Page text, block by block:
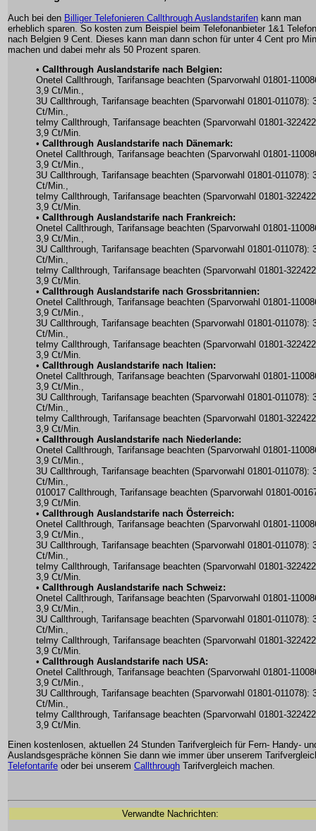
Auch bei den Billiger Telefonieren Callthrough Auslandstarifen kann man
erheblich sparen. So kosten zum Beispiel beim Telefonanbieter 1&1
nach Belgien 9 Cent. Dieses kann man dann schon für unter 4 Cent pro
machen und dabei mehr als 50 Prozent sparen.
• Callthrough Auslandstarife nach Belgien:
Onetel Callthrough, Tarifansage beachten (Sparvorwahl 01801-
3,9 Ct/Min.,
3U Callthrough, Tarifansage beachten (Sparvorwahl 01801-011078):
Ct/Min.,
telmy Callthrough, Tarifansage beachten (Sparvorwahl 01801-
3,9 Ct/Min.
• Callthrough Auslandstarife nach Dänemark:
Onetel Callthrough, Tarifansage beachten (Sparvorwahl 01801-
3,9 Ct/Min.,
3U Callthrough, Tarifansage beachten (Sparvorwahl 01801-011078):
Ct/Min.,
telmy Callthrough, Tarifansage beachten (Sparvorwahl 01801-
3,9 Ct/Min.
• Callthrough Auslandstarife nach Frankreich:
Onetel Callthrough, Tarifansage beachten (Sparvorwahl 01801-
3,9 Ct/Min.,
3U Callthrough, Tarifansage beachten (Sparvorwahl 01801-011078):
Ct/Min.,
telmy Callthrough, Tarifansage beachten (Sparvorwahl 01801-
3,9 Ct/Min.
• Callthrough Auslandstarife nach Grossbritannien:
Onetel Callthrough, Tarifansage beachten (Sparvorwahl 01801-
3,9 Ct/Min.,
3U Callthrough, Tarifansage beachten (Sparvorwahl 01801-011078):
Ct/Min.,
telmy Callthrough, Tarifansage beachten (Sparvorwahl 01801-
3,9 Ct/Min.
• Callthrough Auslandstarife nach Italien:
Onetel Callthrough, Tarifansage beachten (Sparvorwahl 01801-
3,9 Ct/Min.,
3U Callthrough, Tarifansage beachten (Sparvorwahl 01801-011078):
Ct/Min.,
telmy Callthrough, Tarifansage beachten (Sparvorwahl 01801-
3,9 Ct/Min.
• Callthrough Auslandstarife nach Niederlande:
Onetel Callthrough, Tarifansage beachten (Sparvorwahl 01801-
3,9 Ct/Min.,
3U Callthrough, Tarifansage beachten (Sparvorwahl 01801-011078):
Ct/Min.,
010017 Callthrough, Tarifansage beachten (Sparvorwahl 01801-
3,9 Ct/Min.
• Callthrough Auslandstarife nach Österreich:
Onetel Callthrough, Tarifansage beachten (Sparvorwahl 01801-
3,9 Ct/Min.,
3U Callthrough, Tarifansage beachten (Sparvorwahl 01801-011078):
Ct/Min.,
telmy Callthrough, Tarifansage beachten (Sparvorwahl 01801-
3,9 Ct/Min.
• Callthrough Auslandstarife nach Schweiz:
Onetel Callthrough, Tarifansage beachten (Sparvorwahl 01801-
3,9 Ct/Min.,
3U Callthrough, Tarifansage beachten (Sparvorwahl 01801-011078):
Ct/Min.,
telmy Callthrough, Tarifansage beachten (Sparvorwahl 01801-
3,9 Ct/Min.
• Callthrough Auslandstarife nach USA:
Onetel Callthrough, Tarifansage beachten (Sparvorwahl 01801-
3,9 Ct/Min.,
3U Callthrough, Tarifansage beachten (Sparvorwahl 01801-011078):
Ct/Min.,
telmy Callthrough, Tarifansage beachten (Sparvorwahl 01801-
3,9 Ct/Min.
Einen kostenlosen, aktuellen 24 Stunden Tarifvergleich für Fern- Handy-
Auslandsgespräche können Sie dann wie immer über unserem
Telefontarife oder bei unserem Callthrough Tarifvergleich machen.
Verwandte Nachrichten: